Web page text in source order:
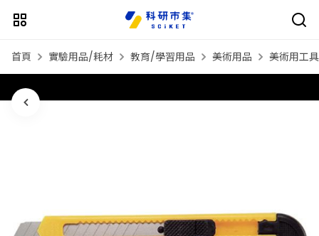
首頁 實驗用品/耗材 教育/學習用品 美術用品 美術用工具